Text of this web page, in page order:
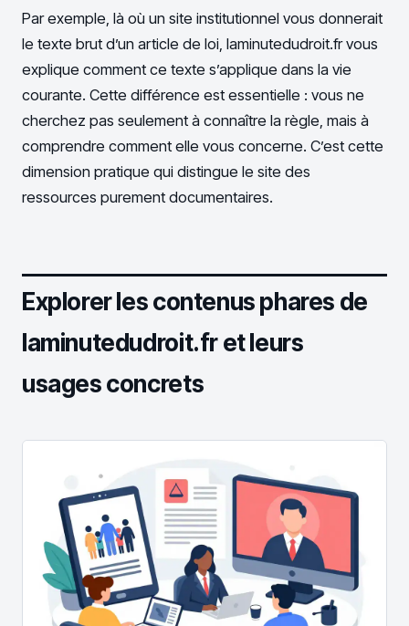
Par exemple, là où un site institutionnel vous donnerait
le texte brut d’un article de loi, laminutedudroit.fr vous
explique comment ce texte s’applique dans la vie
courante. Cette différence est essentielle : vous ne
cherchez pas seulement à connaître la règle, mais à
comprendre comment elle vous concerne. C’est cette
dimension pratique qui distingue le site des
ressources purement documentaires.
Explorer les contenus phares de
laminutedudroit.fr et leurs
usages concrets